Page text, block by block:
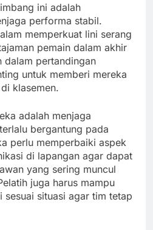
ini adalah
performa stabil.
memperkuat lini serang
pemain dalam akhir
dalam pertandingan
untuk memberi mereka
klasemen.
adalah menjaga
bergantung pada
perlu memperbaiki aspek
di lapangan agar dapat
yang sering muncul
juga harus mampu
sesuai situasi agar tim tetap